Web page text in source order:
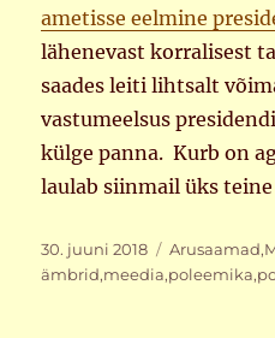
ametisse eelmine
lähenevast korralisest
saades leiti lihtsalt
vastumeelsus
külge panna. Kurb on
laulab siinmail üks
Postitatud
30. juuni 2018 Rubriigid
Arusaamad,
ämbrid,meedia,poleemika,